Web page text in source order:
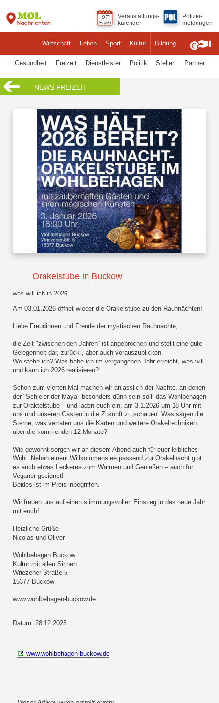
Wirtschaft Leben Sport Kultur Bildung
Veranstaltungs-
kalender
Polizei-
meldungen
Gesundheit Freizeit Dienstleister Politik Stellen Partner
NEWS FREIZEIT
Orakelstube in Buckow
was will ich in 2026
Am 03.01.2026 öffnet wieder die Orakelstube zu den Rauhnächten!
Liebe Freudinnen und Freude der mystischen Rauhnächte,
die Zeit "zwischen den Jahren“ ist angebrochen und stellt eine gute
Gelegenheit dar, zurück-, aber auch vorauszublicken.
Wo stehe ich? Was habe ich im vergangenen Jahr erreicht, was will
und kann ich 2026 realisieren?
Schon zum vierten Mal machen wir anlässlich der Nächte, an denen
der "Schleier der Maya" besonders dünn sein soll, das Wohlbehagen
zur Oraktelstube – und laden euch ein, am 3.1.2026 um 18 Uhr mit
uns und unseren Gästen in die Zukunft zu schauen. Was sagen die
Sterne, was verraten uns die Karten und weitere Orakeltechniken
über die kommenden 12 Monate?
Wie gewohnt sorgen wir an diesem Abend auch für euer leibliches
Wohl. Neben einem Willkommenstee passend zur Orakelnacht gibt
es auch etwas Leckeres zum Wärmen und Genießen – auch für
Veganer geeignet!
Beides ist im Preis inbegriffen.
Wir freuen uns auf einen stimmungsvollen Einstieg in das neue Jahr
mit euch!
Herzliche Grüße
Nicolas und Oliver
Wohlbehagen Buckow
Kultur mit allen Sinnen
Wriezener Straße 5
15377 Buckow
www.wohlbehagen-buckow.de
Datum: 28.12.2025
www.wohlbehagen-buckow.de